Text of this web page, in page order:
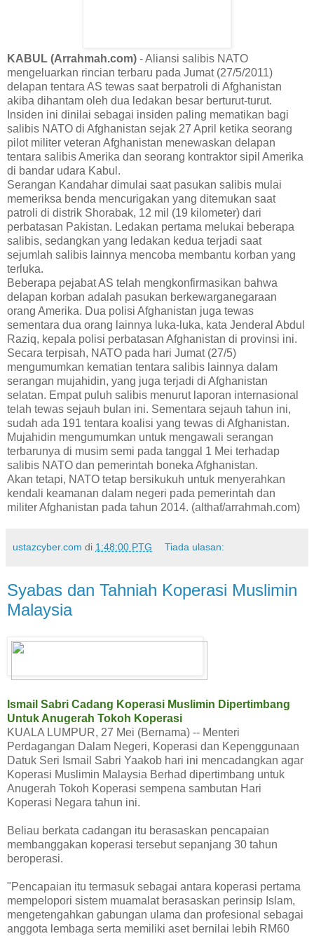
KABUL (Arrahmah.com) - Aliansi salibis NATO
mengeluarkan rincian terbaru pada Jumat (27/5/2011)
delapan tentara AS tewas saat berpatroli di Afghanistan
akiba dihantam oleh dua ledakan besar berturut-turut.
Insiden ini dinilai sebagai insiden paling mematikan bagi
salibis NATO di Afghanistan sejak 27 April ketika seorang
pilot militer veteran Afghanistan menewaskan delapan
tentara salibis Amerika dan seorang kontraktor sipil Amerika
di bandar udara Kabul.
Serangan Kandahar dimulai saat pasukan salibis mulai
memeriksa benda mencurigakan yang ditemukan saat
patroli di distrik Shorabak, 12 mil (19 kilometer) dari
perbatasan Pakistan. Ledakan pertama melukai beberapa
salibis, sedangkan yang ledakan kedua terjadi saat
sejumlah salibis lainnya mencoba membantu korban yang
terluka.
Beberapa pejabat AS telah mengkonfirmasikan bahwa
delapan korban adalah pasukan berkewarganegaraan
orang Amerika. Dua polisi Afghanistan juga tewas
sementara dua orang lainnya luka-luka, kata Jenderal Abdul
Raziq, kepala polisi perbatasan Afghanistan di provinsi ini.
Secara terpisah, NATO pada hari Jumat (27/5)
mengumumkan kematian tentara salibis lainnya dalam
serangan mujahidin, yang juga terjadi di Afghanistan
selatan. Empat puluh salibis menurut laporan internasional
telah tewas sejauh bulan ini. Sementara sejauh tahun ini,
sudah ada 191 tentara koalisi yang tewas di Afghanistan.
Mujahidin mengumumkan untuk mengawali serangan
terbarunya di musim semi pada tanggal 1 Mei terhadap
salibis NATO dan pemerintah boneka Afghanistan.
Akan tetapi, NATO tetap bersikukuh untuk menyerahkan
kendali keamanan dalam negeri pada pemerintah dan
militer Afghanistan pada tahun 2014. (althaf/arrahmah.com)
ustazcyber.com di 1:48:00 PTG Tiada ulasan:
Syabas dan Tahniah Koperasi Muslimin
Malaysia
Ismail Sabri Cadang Koperasi Muslimin Dipertimbang
Untuk Anugerah Tokoh Koperasi
KUALA LUMPUR, 27 Mei (Bernama) -- Menteri
Perdagangan Dalam Negeri, Koperasi dan Kepenggunaan
Datuk Seri Ismail Sabri Yaakob hari ini mencadangkan agar
Koperasi Muslimin Malaysia Berhad dipertimbang untuk
Anugerah Tokoh Koperasi sempena sambutan Hari
Koperasi Negara tahun ini.
Beliau berkata cadangan itu berasaskan pencapaian
membanggakan koperasi tersebut sepanjang 30 tahun
beroperasi.
"Pencapaian itu termasuk sebagai antara koperasi pertama
mempelopori sistem muamalat berasaskan perinsip Islam,
mengetengahkan gabungan ulama dan profesional sebagai
anggota lembaga serta memiliki aset bernilai lebih RM60